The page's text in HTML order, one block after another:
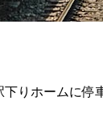
下りホームに